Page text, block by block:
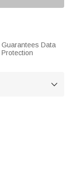
Guarantees Data
Protection
